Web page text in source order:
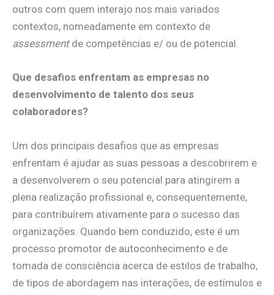
outros com quem interajo nos mais variados
contextos, nomeadamente em contexto de
assessmentde competências e/ ou de potencial.
Que desafios enfrentam as empresas no
desenvolvimento de talento dos seus
colaboradores?
Um dos principais desafios que as empresas
enfrentam é ajudar as suas pessoas a descobrirem e
a desenvolverem o seu potencial para atingirem a
plena realização profissional e, consequentemente,
para contribuírem ativamente para o sucesso das
organizações. Quando bem conduzido, este é um
processo promotor de autoconhecimento e de
tomada de consciência acerca de estilos de trabalho,
de tipos de abordagem nas interações, de estímulos e